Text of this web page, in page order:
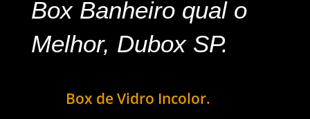
Box Banheiro qual o
Melhor, Dubox SP.
Box de Vidro Incolor.